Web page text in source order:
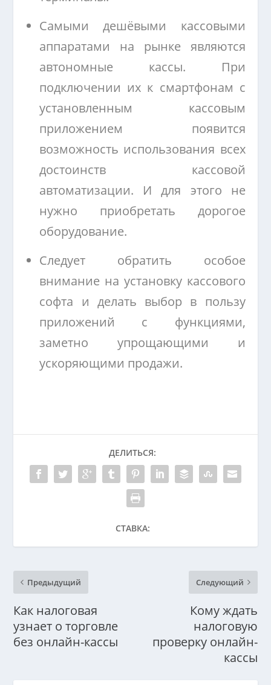
Самыми дешёвыми кассовыми
аппаратами на рынке являются
автономные кассы. При
подключении их к смартфонам с
установленным кассовым
приложением появится
возможность использования всех
достоинств кассовой
автоматизации. И для этого не
нужно приобретать дорогое
оборудование.
Следует обратить особое
внимание на установку кассового
софта и делать выбор в пользу
приложений с функциями,
заметно упрощающими и
ускоряющими продажи.
ДЕЛИТЬСЯ:
СТАВКА:
Предыдущий
Как налоговая
узнает о торговле
без онлайн-кассы
Следующий
Кому ждать
налоговую
проверку онлайн-
кассы